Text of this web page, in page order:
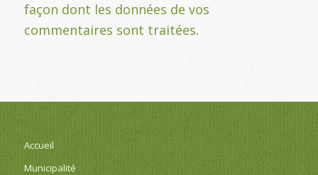
façon dont les données de vos
commentaires sont traitées.
Accueil
Municipalité